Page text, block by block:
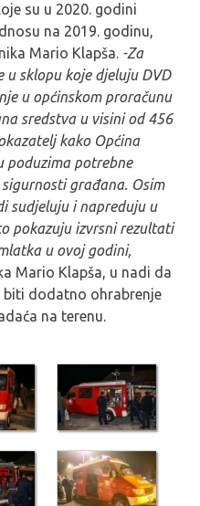
su u 2020. godini
na 2019. godinu,
Mario Klapša. -Za
u sklopu koje djeluju DVD
u općinskom proračunu
sredstva u visini od 456
kako Općina
poduzima potrebne
građana. Osim
sudjeluju i napreduju u
pokazuju izvrsni rezultati
u ovoj godini,
Mario Klapša, u nadi da
biti dodatno ohrabrenje
na terenu.